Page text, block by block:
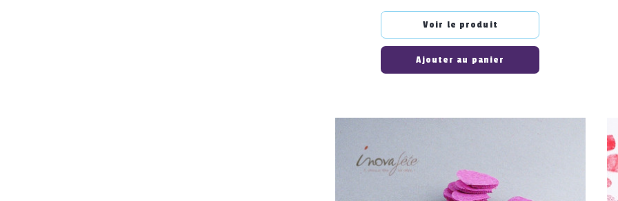
Voir le produit
Ajouter au panier